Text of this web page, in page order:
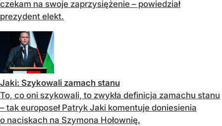
czekam na swoje zaprzysiężenie – powiedział
prezydent elekt.
Jaki: Szykowali zamach stanu
To, co oni szykowali, to zwykła definicja zamachu stanu
– tak europoseł Patryk Jaki komentuje doniesienia
o naciskach na Szymona Hołownię.